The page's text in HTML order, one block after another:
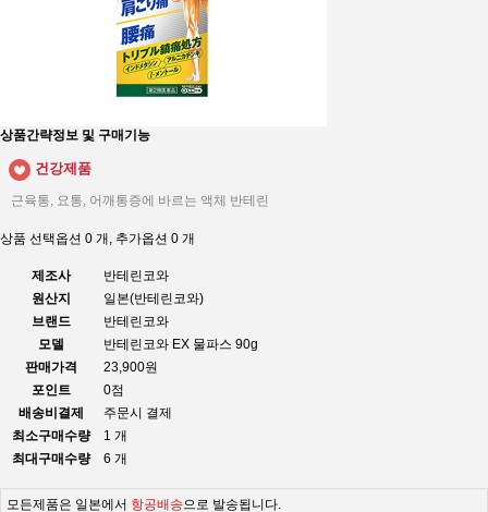
상품간략정보 및 구매기능
건강제품
근육통, 요통, 어깨통증에 바르는 액체 반테린
상품 선택옵션 0 개, 추가옵션 0 개
제조사
반테린코와
원산지
일본(반테린코와)
브랜드
반테린코와
모델
반테린코와 EX 물파스 90g
판매가격
23,900원
포인트
0점
배송비결제
주문시 결제
최소구매수량
1 개
최대구매수량
6 개
모든제품은 일본에서 항공배송으로 발송됩니다.